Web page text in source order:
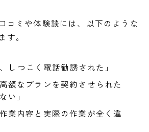
コミや体験談には、以下のような
す。
しつこく電話勧誘された」
額なプランを契約させられた
い」
業内容と実際の作業が全く違